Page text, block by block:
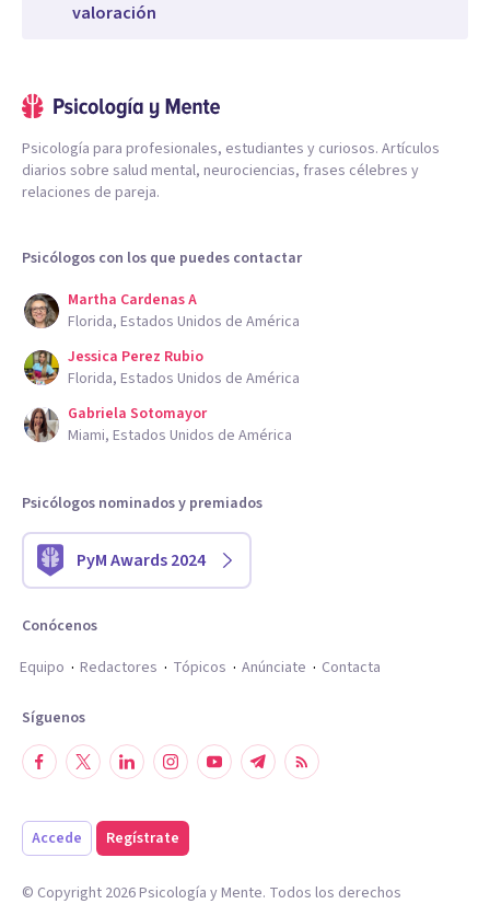
valoración
Psicología para profesionales, estudiantes y curiosos. Artículos
diarios sobre salud mental, neurociencias, frases célebres y
relaciones de pareja.
Psicólogos con los que puedes contactar
Martha Cardenas A
Florida, Estados Unidos de América
Jessica Perez Rubio
Florida, Estados Unidos de América
Gabriela Sotomayor
Miami, Estados Unidos de América
Psicólogos nominados y premiados
PyM Awards 2024
Conócenos
Equipo
Redactores Tópicos Anúnciate Contacta
Síguenos
Accede Regístrate
© Copyright 2026Psicología y Mente. Todos los derechos